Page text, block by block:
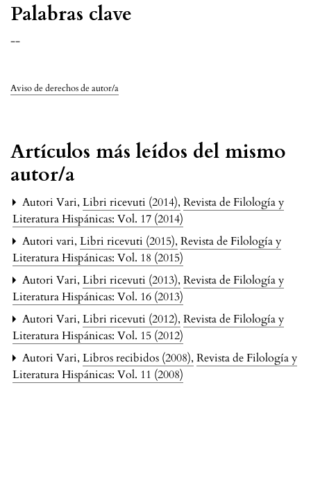
Palabras clave
--
Aviso de derechos de autor/a
Artículos más leídos del mismo
autor/a
Autori Vari, Libri ricevuti (2014), Revista de Filología y
Literatura Hispánicas: Vol. 17 (2014)
Autori vari, Libri ricevuti (2015), Revista de Filología y
Literatura Hispánicas: Vol. 18 (2015)
Autori Vari, Libri ricevuti (2013), Revista de Filología y
Literatura Hispánicas: Vol. 16 (2013)
Autori Vari, Libri ricevuti (2012), Revista de Filología y
Literatura Hispánicas: Vol. 15 (2012)
Autori Vari, Libros recibidos (2008), Revista de Filología y
Literatura Hispánicas: Vol. 11 (2008)